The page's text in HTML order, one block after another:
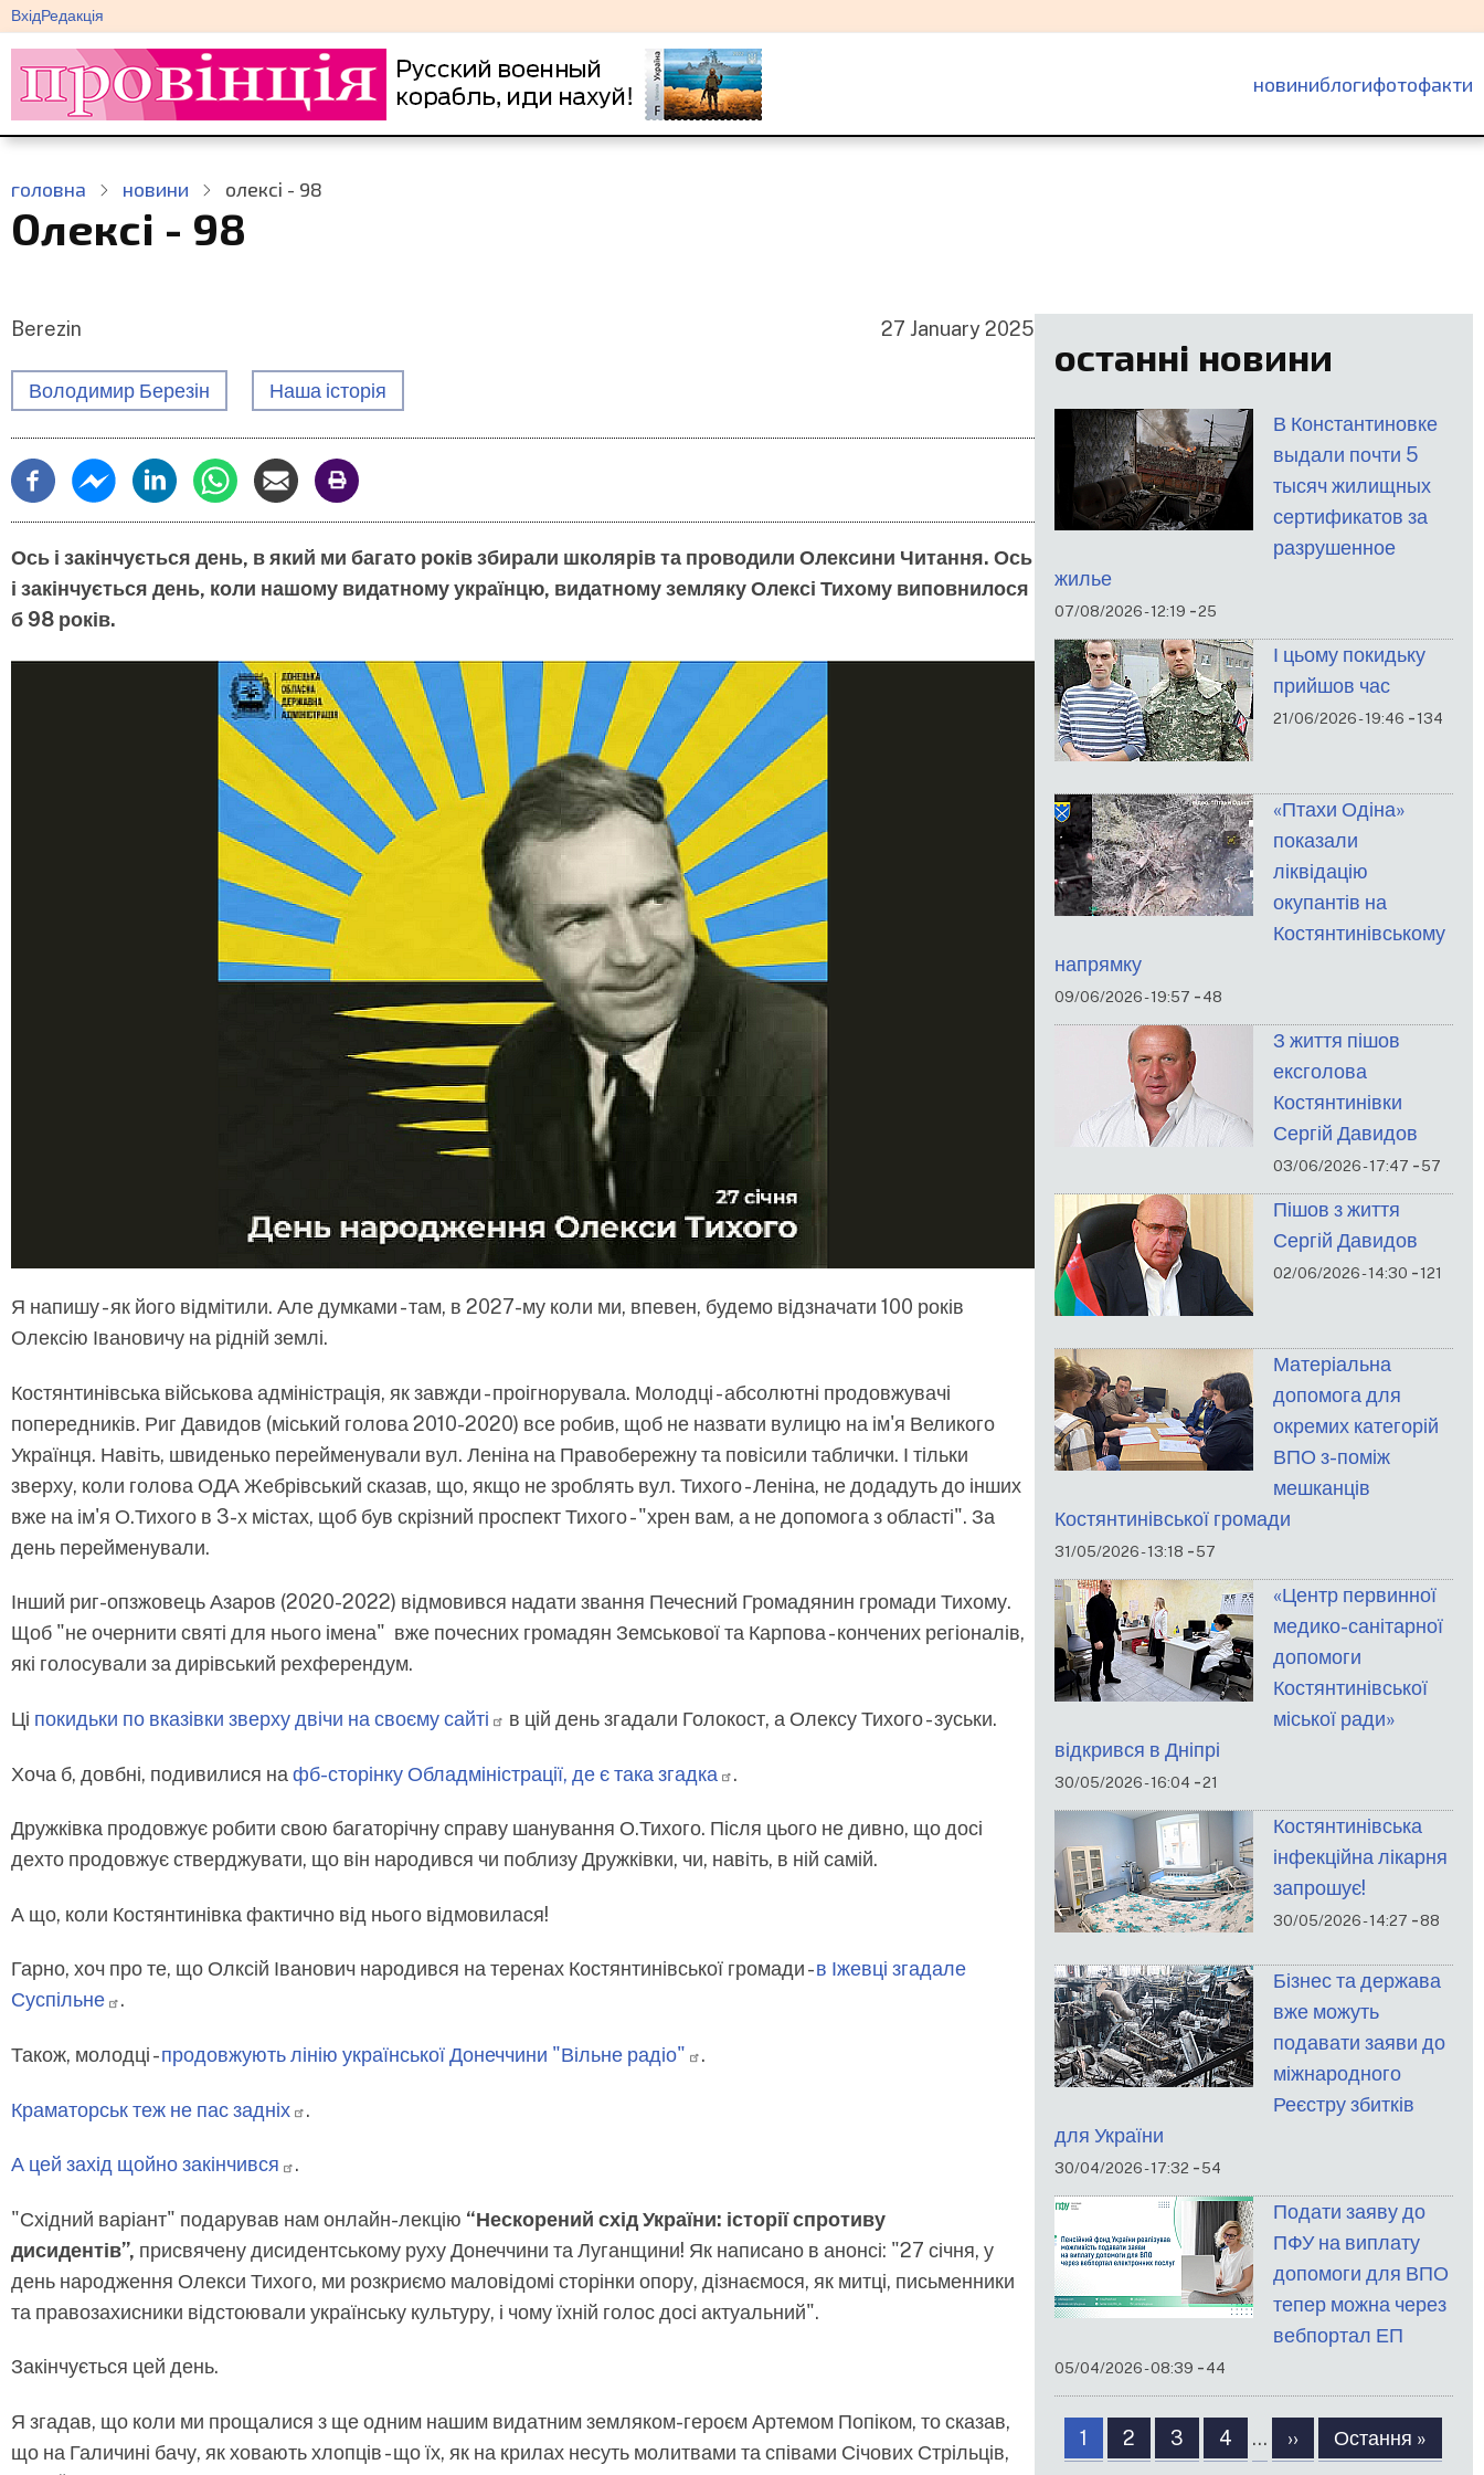
Перейти
до
основного
вмісту
меню
облікового
запису
користувача
ВхідРедакція
основна
навіґація
новиниблогифотофакти
головна новини олексі - 98
Олексі - 98
Berezin 27 January 2025
Володимир Березін Наша історія
Ось і закінчується день, в який ми багато років збирали школярів та проводили Олексини Читання. Ось
і закінчується день, коли нашому видатному українцю, видатному земляку Олексі Тихому виповнилося
б 98 років.
Я напишу - як його відмітили. Але думками - там, в 2027-му коли ми, впевен, будемо відзначати 100 років
Олексію Івановичу на рідній землі.
Костянтинівська військова адміністрація, як завжди - проігнорувала. Молодці - абсолютні продовжувачі
попередників. Риг Давидов (міський голова 2010-2020) все робив, щоб не назвати вулицю на ім'я Великого
Українця. Навіть, швиденько перейменували вул. Леніна на Правобережну та повісили таблички. І тільки
зверху, коли голова ОДА Жебрівський сказав, що, якщо не зроблять вул. Тихого - Леніна, не додадуть до інших
вже на ім'я О.Тихого в 3-х містах, щоб був скрізний проспект Тихого - "хрен вам, а не допомога з області". За
день перейменували.
Інший риг-опзжовець Азаров (2020-2022) відмовився надати звання Печесний Громадянин громади Тихому.
Щоб "не очернити святі для нього імена" вже почесних громадян Земськової та Карпова - кончених регіоналів,
які голосували за дирівський рехферендум.
Ці покидьки по вказівки зверху двічи на своємусайті в цій день згадали Голокост, а Олексу Тихого - зуськи.
Хоча б, довбні, подивилися на фб-сторінку Обладміністрації, де є така згадка .
Дружківка продовжує робити свою багаторічну справу шанування О.Тихого. Після цього не дивно, що досі
дехто продовжує стверджувати, що він народився чи поблизу Дружківки, чи, навіть, в ній самій.
А що, коли Костянтинівка фактично від нього відмовилася!
Гарно, хоч про те, що Олксій Іванович народився на теренах Костянтинівської громади -в Іжевці згадале
Суспільне
.
Також, молодці -продовжують лінію української Донеччини "Вільне радіо" .
Краматорськ теж не пасзадніх .
А цей захід щойнозакінчився .
"Східний варіант" подарував нам онлайн-лекцію “Нескорений схід України: історії спротиву
дисидентів”, присвячену дисидентському руху Донеччини та Луганщини! Як написано в анонсі: "27 січня, у
день народження Олекси Тихого, ми розкриємо маловідомі сторінки опору, дізнаємося, як митці, письменники
та правозахисники відстоювали українську культуру, і чому їхній голос досі актуальний".
Закінчується цей день.
Я згадав, що коли ми прощалися з ще одним нашим видатним земляком-героєм Артемом Попіком, то сказав,
що на Галичині бачу, як ховають хлопців - що їх, як на крилах несуть молитвами та співами Січових Стрільців,
останні новини
В Константиновке
выдали почти 5
тысяч жилищных
сертификатов за
разрушенное
жилье
07/08/2026 - 12:19 -25
І цьому покидьку
прийшов час
21/06/2026 - 19:46 -134
«Птахи Одіна»
показали
ліквідацію
окупантів на
Костянтинівському
напрямку
09/06/2026 - 19:57 -48
З життя пішов
ексголова
Костянтинівки
Сергій Давидов
03/06/2026 - 17:47 -57
Пішов з життя
Сергій Давидов
02/06/2026 - 14:30 -121
Матеріальна
допомога для
окремих категорій
ВПО з-поміж
мешканців
Костянтинівської громади
31/05/2026 - 13:18 -57
«Центр первинної
медико-санітарної
допомоги
Костянтинівської
міської ради»
відкрився в Дніпрі
30/05/2026 - 16:04 -21
Костянтинівська
інфекційна лікарня
запрошує!
30/05/2026 - 14:27 -88
Бізнес та держава
вже можуть
подавати заяви до
міжнародного
Реєстру збитків
для України
30/04/2026 - 17:32 -54
Подати заяву до
ПФУ на виплату
допомоги для ВПО
тепер можна через
вебпортал ЕП
05/04/2026 - 08:39 -44
Розбивка
наСторінка
1 Сторінка
2 Сторінка
3 Сторінка
4 …
Наступна
сторінка
››
Остання
сторінка
Остання »